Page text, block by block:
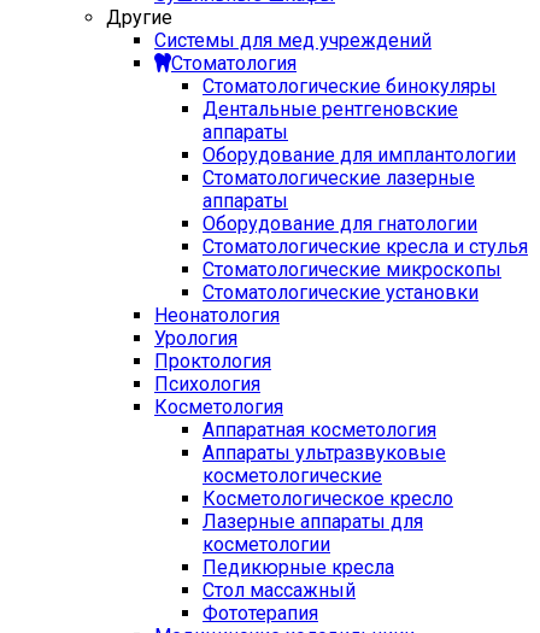
Другие
Системы для мед учреждений
Стоматология
Стоматологические бинокуляры
Дентальные рентгеновские
аппараты
Оборудование для имплантологии
Стоматологические лазерные
аппараты
Оборудование для гнатологии
Стоматологические кресла и стулья
Стоматологические микроскопы
Стоматологические установки
Неонатология
Урология
Проктология
Психология
Косметология
Аппаратная косметология
Аппараты ультразвуковые
косметологические
Косметологическое кресло
Лазерные аппараты для
косметологии
Педикюрные кресла
Стол массажный
Фототерапия